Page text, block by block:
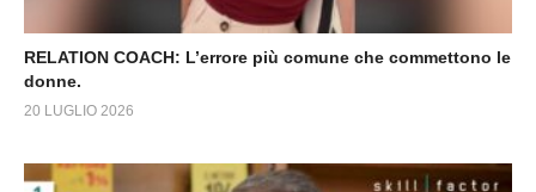
RELATION COACH: L’errore più comune che commettono le
donne.
20 LUGLIO 2026